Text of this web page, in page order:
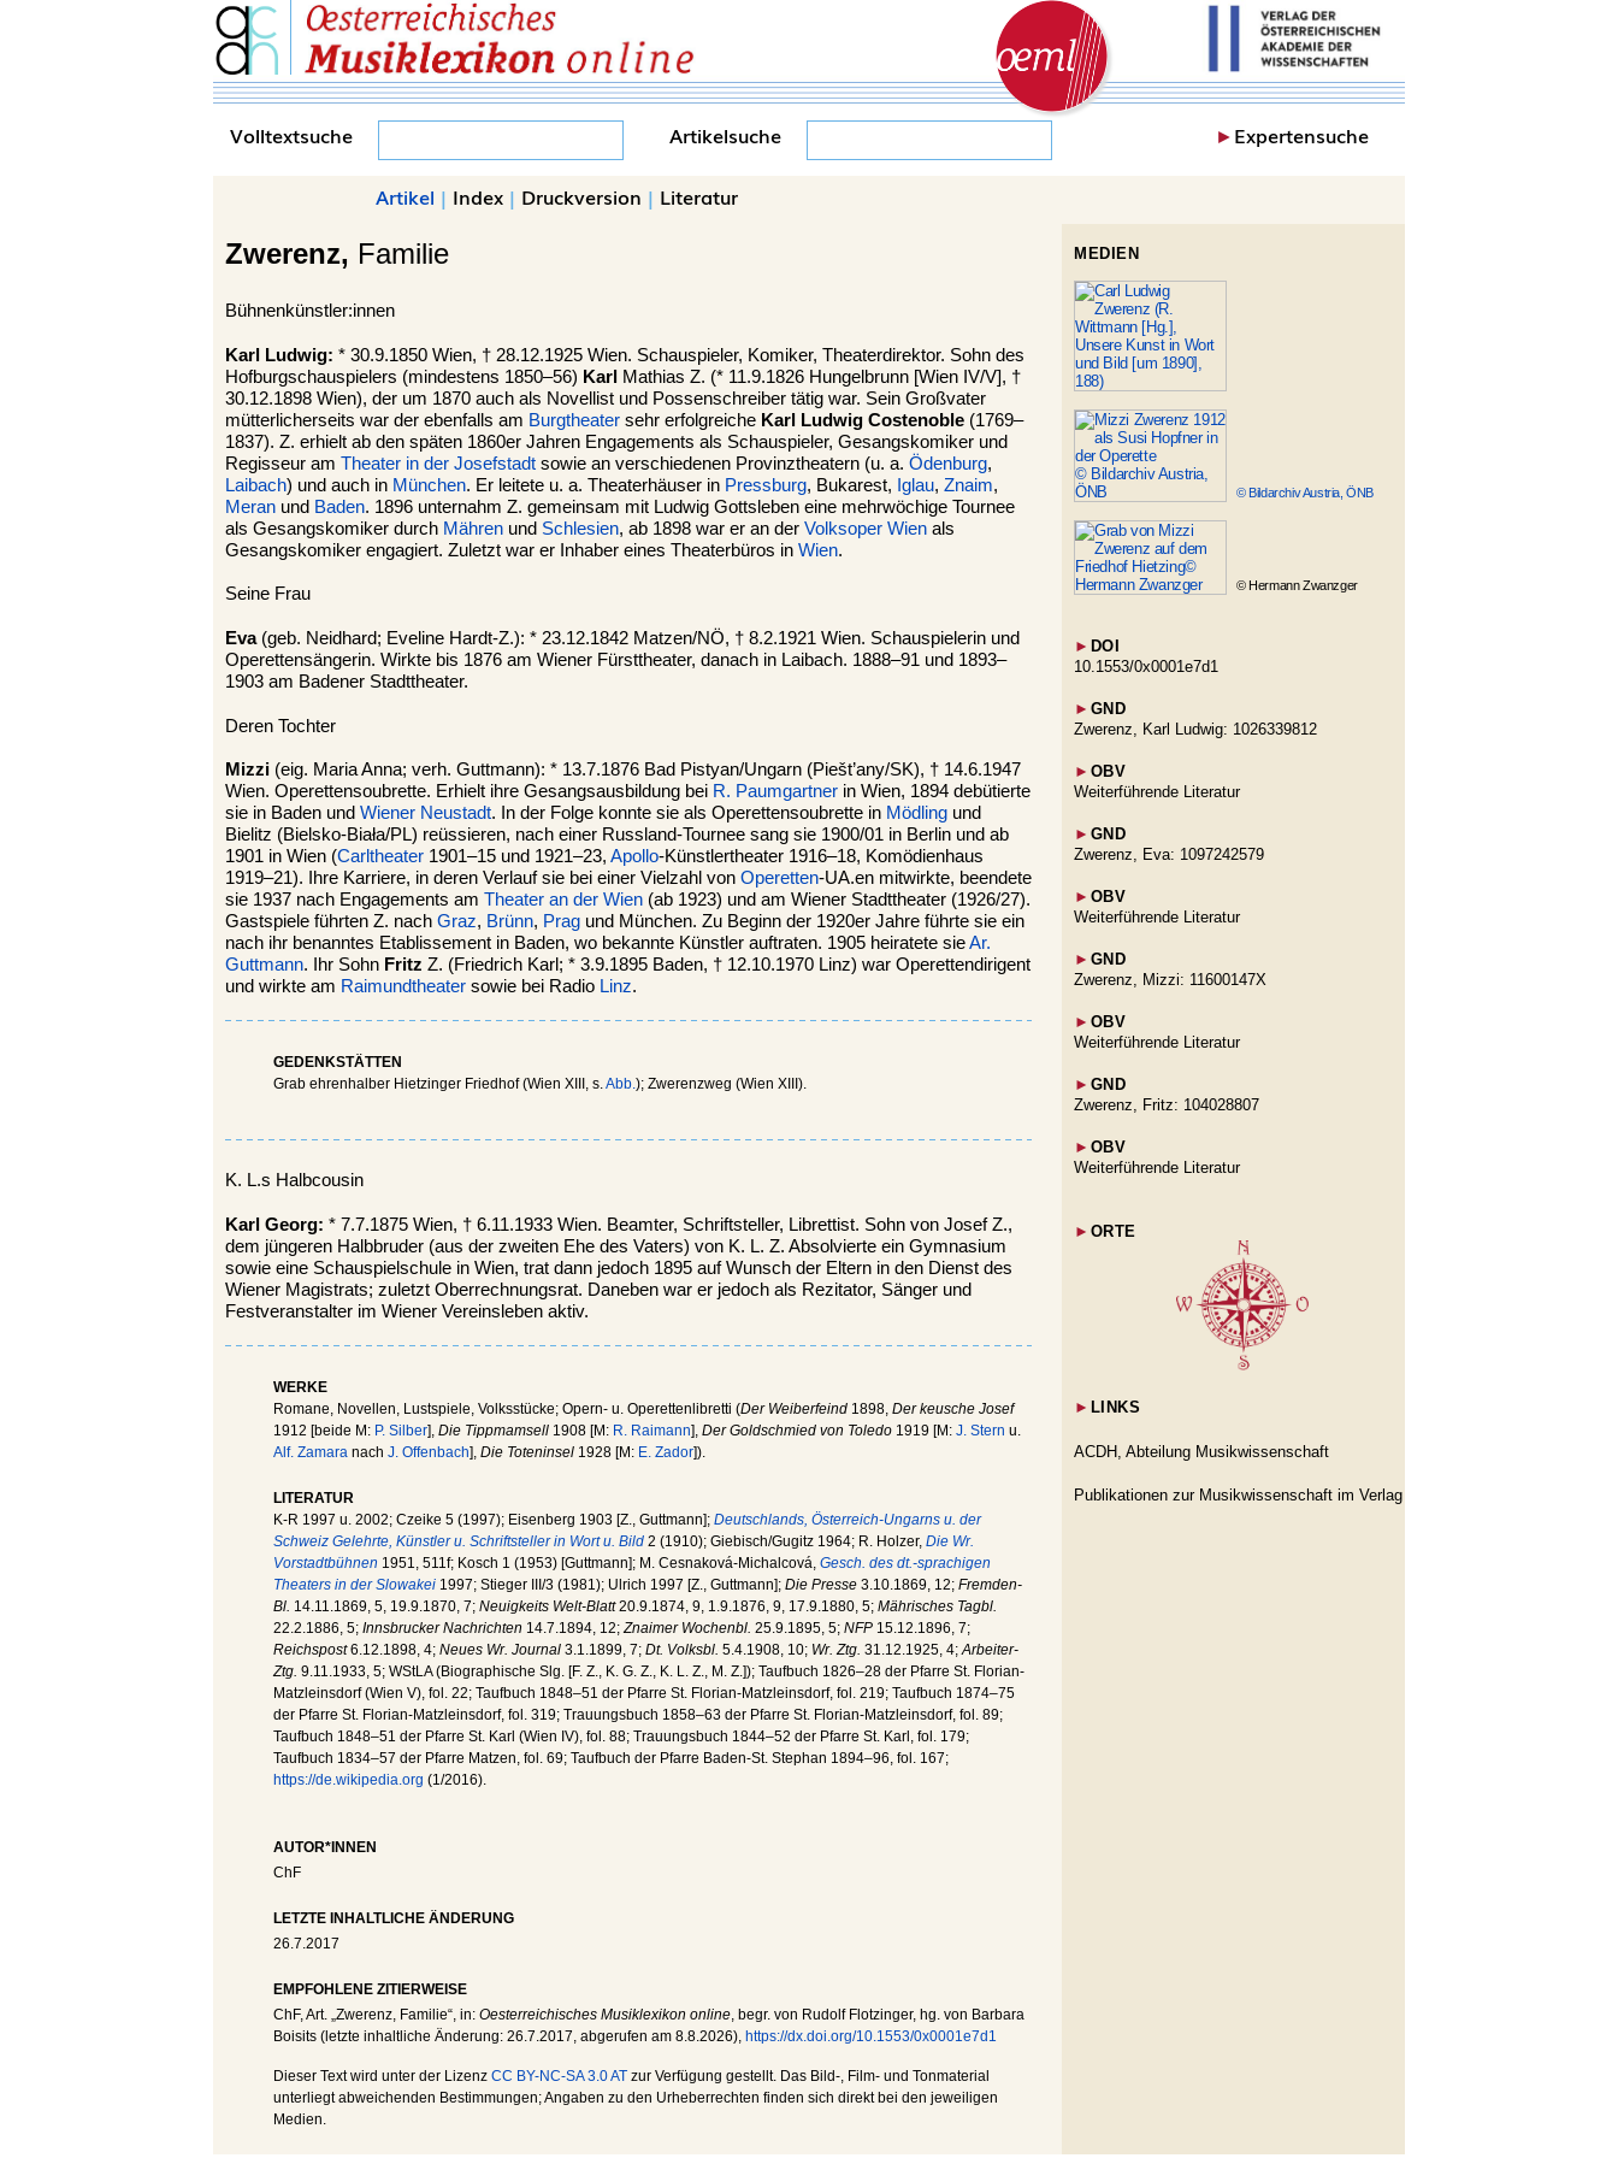
Volltextsuche Artikelsuche ►Expertensuche
Artikel | Index | Druckversion | Literatur
Zwerenz, Familie
Bühnenkünstler:innen
Karl Ludwig: * 30.9.1850 Wien, † 28.12.1925 Wien. Schauspieler, Komiker, Theaterdirektor. Sohn des
Hofburgschauspielers (mindestens 1850–56) Karl
Mathias Z. (* 11.9.1826 Hungelbrunn [Wien IV/V], †
30.12.1898 Wien), der um 1870 auch als Novellist und Possenschreiber tätig war. Sein Großvater
mütterlicherseits war der ebenfalls am Burgtheater sehr erfolgreiche Karl Ludwig Costenoble (1769–
1837). Z. erhielt ab den späten 1860er Jahren Engagements als Schauspieler, Gesangskomiker und
Regisseur am Theater in der Josefstadt sowie an verschiedenen Provinztheatern (u. a. Ödenburg,
Laibach) und auch in München. Er leitete u. a. Theaterhäuser in Pressburg, Bukarest, Iglau, Znaim,
Meran und Baden. 1896 unternahm Z. gemeinsam mit Ludwig Gottsleben eine mehrwöchige Tournee
als Gesangskomiker durch Mähren und Schlesien, ab 1898 war er an der Volksoper Wien als
Gesangskomiker engagiert. Zuletzt war er Inhaber eines Theaterbüros in Wien.
Seine Frau
Eva(geb. Neidhard; Eveline Hardt-Z.): * 23.12.1842 Matzen/NÖ, † 8.2.1921 Wien. Schauspielerin und
Operettensängerin. Wirkte bis 1876 am Wiener Fürsttheater, danach in Laibach. 1888–91 und 1893–
1903 am Badener Stadttheater.
Deren Tochter
Mizzi (eig. Maria Anna; verh. Guttmann): * 13.7.1876 Bad Pistyan/Ungarn (Piešt’any/SK), † 14.6.1947
Wien. Operettensoubrette. Erhielt ihre Gesangsausbildung bei R. Paumgartner in Wien, 1894 debütierte
sie in Baden und Wiener Neustadt. In der Folge konnte sie als Operettensoubrette in Mödling und
Bielitz (Bielsko-Biała/PL) reüssieren, nach einer Russland-Tournee sang sie 1900/01 in Berlin und ab
1901 in Wien (Carltheater 1901–15 und 1921–23, Apollo-Künstlertheater 1916–18, Komödienhaus
1919–21). Ihre Karriere, in deren Verlauf sie bei einer Vielzahl von Operetten-UA.en mitwirkte, beendete
sie 1937 nach Engagements am Theater an der Wien (ab 1923) und am Wiener Stadttheater (1926/27).
Gastspiele führten Z. nach Graz, Brünn, Prag und München. Zu Beginn der 1920er Jahre führte sie ein
nach ihr benanntes Etablissement in Baden, wo bekannte Künstler auftraten. 1905 heiratete sieAr.
Guttmann. Ihr Sohn Fritz Z. (Friedrich Karl; * 3.9.1895 Baden, † 12.10.1970 Linz) war Operettendirigent
und wirkte am Raimundtheater sowie bei Radio Linz.
GEDENKSTÄTTEN
Grab ehrenhalber Hietzinger Friedhof (Wien XIII, s.Abb.); Zwerenzweg (Wien XIII).
K. L.s Halbcousin
Karl Georg: * 7.7.1875 Wien, † 6.11.1933 Wien. Beamter, Schriftsteller, Librettist. Sohn von Josef Z.,
dem jüngeren Halbbruder (aus der zweiten Ehe des Vaters) von K. L. Z. Absolvierte ein Gymnasium
sowie eine Schauspielschule in Wien, trat dann jedoch 1895 auf Wunsch der Eltern in den Dienst des
Wiener Magistrats; zuletzt Oberrechnungsrat. Daneben war er jedoch als Rezitator, Sänger und
Festveranstalter im Wiener Vereinsleben aktiv.
WERKE
Romane, Novellen, Lustspiele, Volksstücke; Opern- u. Operettenlibretti (Der Weiberfeind 1898, Der keusche Josef
1912 [beide M: P. Silber], Die Tippmamsell 1908 [M: R. Raimann], Der Goldschmied von Toledo 1919 [M: J. Stern u.
Alf. Zamara nach J. Offenbach], Die Toteninsel 1928 [M: E. Zador]).
LITERATUR
K-R 1997 u. 2002; Czeike 5 (1997); Eisenberg 1903 [Z., Guttmann]; Deutschlands, Österreich-Ungarns u. der
Schweiz Gelehrte, Künstler u. Schriftsteller in Wort u. Bild 2 (1910); Giebisch/Gugitz 1964; R. Holzer, Die Wr.
Vorstadtbühnen 1951, 511f; Kosch 1 (1953) [Guttmann]; M. Cesnaková-Michalcová, Gesch. des dt.-sprachigen
Theaters in der Slowakei 1997; Stieger III/3 (1981); Ulrich 1997 [Z., Guttmann]; Die Presse 3.10.1869, 12; Fremden-
Bl. 14.11.1869, 5, 19.9.1870, 7; Neuigkeits Welt-Blatt20.9.1874, 9, 1.9.1876, 9, 17.9.1880, 5; Mährisches Tagbl.
22.2.1886, 5; Innsbrucker Nachrichten 14.7.1894, 12; Znaimer Wochenbl. 25.9.1895, 5; NFP 15.12.1896, 7;
Reichspost6.12.1898, 4; Neues Wr. Journal 3.1.1899, 7; Dt. Volksbl. 5.4.1908, 10; Wr. Ztg. 31.12.1925, 4; Arbeiter-
Ztg. 9.11.1933, 5; WStLA (Biographische Slg. [F. Z., K. G. Z., K. L. Z., M. Z.]); Taufbuch 1826–28 der Pfarre St. Florian-
Matzleinsdorf (Wien V), fol. 22; Taufbuch 1848–51 der Pfarre St. Florian-Matzleinsdorf, fol. 219; Taufbuch 1874–75
der Pfarre St. Florian-Matzleinsdorf, fol. 319; Trauungsbuch 1858–63 der Pfarre St. Florian-Matzleinsdorf, fol. 89;
Taufbuch 1848–51 der Pfarre St. Karl (Wien IV), fol. 88; Trauungsbuch 1844–52 der Pfarre St. Karl, fol. 179;
Taufbuch 1834–57 der Pfarre Matzen, fol. 69; Taufbuch der Pfarre Baden-St. Stephan 1894–96, fol. 167;
https://de.wikipedia.org (1/2016).
AUTOR*INNEN
ChF
LETZTE INHALTLICHE ÄNDERUNG
26.7.2017
EMPFOHLENE ZITIERWEISE
ChF, Art. „Zwerenz, Familie“, in: Oesterreichisches Musiklexikon online , begr. von Rudolf Flotzinger, hg. von Barbara
Boisits (letzte inhaltliche Änderung: 26.7.2017 , abgerufen am 8.8.2026), https://dx.doi.org/10.1553/0x0001e7d1
Dieser Text wird unter der Lizenz CC BY-NC-SA 3.0 AT zur Verfügung gestellt. Das Bild-, Film- und Tonmaterial
unterliegt abweichenden Bestimmungen; Angaben zu den Urheberrechten finden sich direkt bei den jeweiligen
Medien.
MEDIEN
© Bildarchiv Austria, ÖNB
© Hermann Zwanzger
► DOI
10.1553/0x0001e7d1
► GND
Zwerenz, Karl Ludwig: 1026339812
► OBV
Weiterführende Literatur
► GND
Zwerenz, Eva: 1097242579
► OBV
Weiterführende Literatur
► GND
Zwerenz, Mizzi: 11600147X
► OBV
Weiterführende Literatur
► GND
Zwerenz, Fritz: 104028807
► OBV
Weiterführende Literatur
► ORTE
► LINKS
ACDH, Abteilung Musikwissenschaft
Publikationen zur Musikwissenschaft im Verlag